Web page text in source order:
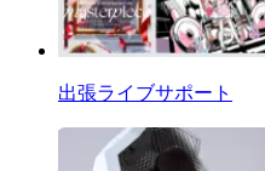
出張ライブサポート